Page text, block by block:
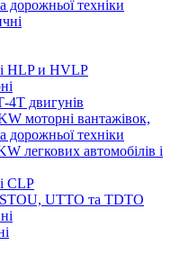
дорожньої техніки
HLP и HVLP
4Т двигунів
моторні вантажівок,
дорожньої техніки
легкових автомобілів і
CLP
STOU, UTTO та TDTO